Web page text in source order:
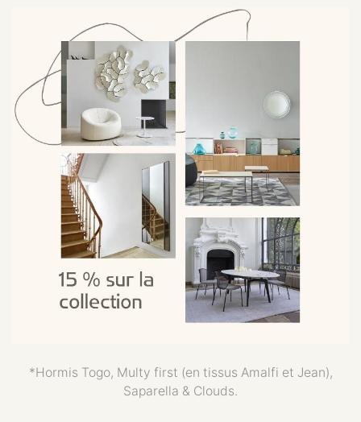
*Hormis Togo, Multy first (en tissus Amalfi et Jean),
Saparella & Clouds.